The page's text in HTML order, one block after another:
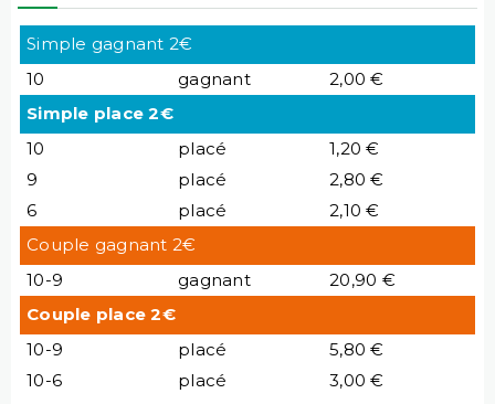
Simple gagnant 2€
10
gagnant
2,00 €
Simple place 2€
10
placé
1,20 €
9
placé
2,80 €
6
placé
2,10 €
Couple gagnant 2€
10-9
gagnant
20,90 €
Couple place 2€
10-9
placé
5,80 €
10-6
placé
3,00 €